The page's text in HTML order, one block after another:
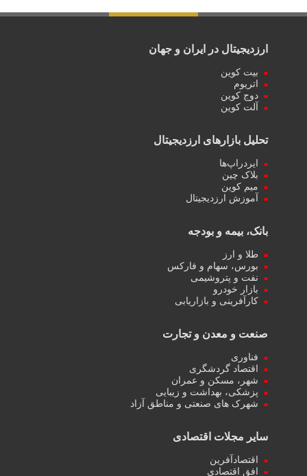
ارزدیجیتال در ایران و جهان
بیت کوین
اتریوم
دوج کوین
آلت کوین
تحلیل بازارهای ارزدیجیتال
ایردراپ‌ها
بلاک چین
میم کوین‌
آموزش ارزدیجیتال
بانک، بیمه و بودجه
طلا و ارز
بورس، سهام و فارکس
نفت و پتروشیمی
بازار خودرو
کارآفرینی و بازاریابی
صنعت و معدن و تجارت
فناوری
اقتصاد گردشگری
شهر، مسکن و عمران
پزشکی، بهداشت و زیبایی
شهرک های صنعتی و مناطق آزاد
سایر مجلات اقتصادی
اقتصادآفرین
افق اقتصادی